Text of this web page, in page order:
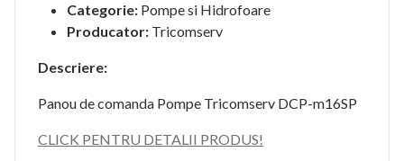
Categorie: Pompe si Hidrofoare
Producator: Tricomserv
Descriere:
Panou de comanda Pompe Tricomserv DCP-m16SP
CLICK PENTRU DETALII PRODUS!